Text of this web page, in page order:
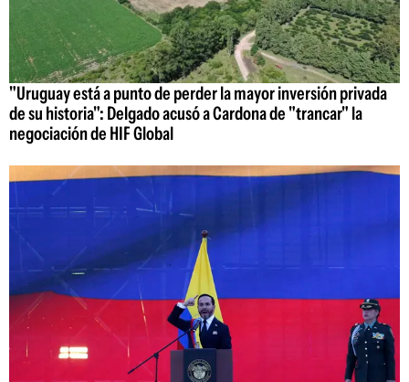
"Uruguay está a punto de perder la mayor inversión privada
de su historia": Delgado acusó a Cardona de "trancar" la
negociación de HIF Global